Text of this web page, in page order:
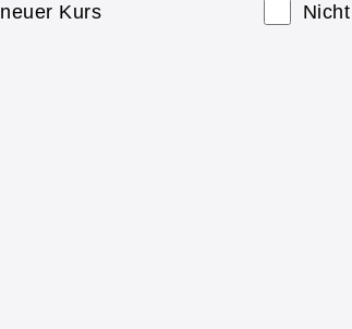
neuer Kurs